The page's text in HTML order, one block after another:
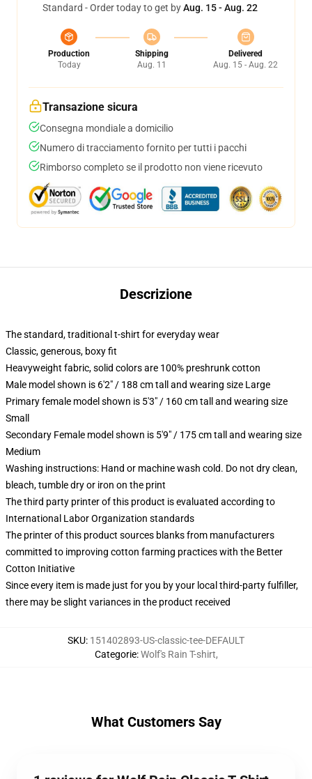
Standard - Order today to get byAug. 15 - Aug. 22
Production
Today
Shipping
Aug. 11
Delivered
Aug. 15 - Aug. 22
Transazione sicura
Consegna mondiale a domicilio
Numero di tracciamento fornito per tutti i pacchi
Rimborso completo se il prodotto non viene ricevuto
Descrizione
The standard, traditional t-shirt for everyday wear
Classic, generous, boxy fit
Heavyweight fabric, solid colors are 100% preshrunk cotton
Male model shown is 6'2" / 188 cm tall and wearing size Large
Primary female model shown is 5'3" / 160 cm tall and wearing size
Small
Secondary Female model shown is 5'9" / 175 cm tall and wearing size
Medium
Washing instructions: Hand or machine wash cold. Do not dry clean,
bleach, tumble dry or iron on the print
The third party printer of this product is evaluated according to
International Labor Organization standards
The printer of this product sources blanks from manufacturers
committed to improving cotton farming practices with the Better
Cotton Initiative
Since every item is made just for you by your local third-party fulfiller,
there may be slight variances in the product received
SKU: 151402893-US-classic-tee-DEFAULT
Categorie:Wolf's Rain T-shirt,
What Customers Say